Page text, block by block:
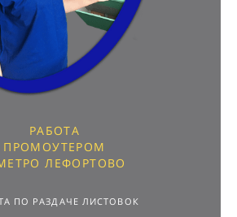
РАБОТА